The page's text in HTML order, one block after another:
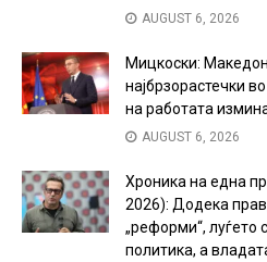
AUGUST 6, 2026
Мицкоски:
најбрзорастечки
на работата
AUGUST 6, 2026
Хроника на една
2026): Додека
„реформи“, луѓето
политика, а